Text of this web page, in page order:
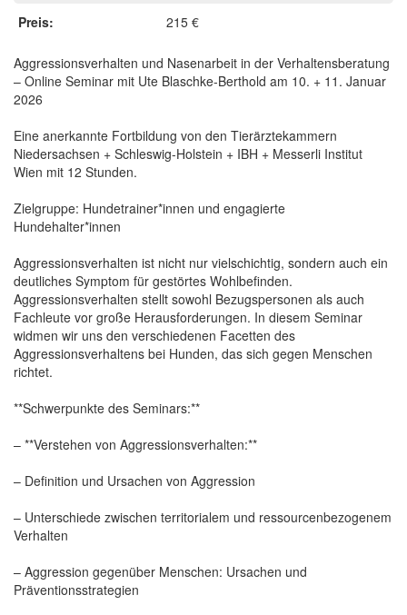
Preis:
215 €
Aggressionsverhalten und Nasenarbeit in der Verhaltensberatung
– Online Seminar mit Ute Blaschke-Berthold am 10. + 11. Januar
2026
Eine anerkannte Fortbildung von den Tierärztekammern
Niedersachsen + Schleswig-Holstein + IBH + Messerli Institut
Wien mit 12 Stunden.
Zielgruppe: Hundetrainer*innen und engagierte
Hundehalter*innen
Aggressionsverhalten ist nicht nur vielschichtig, sondern auch ein
deutliches Symptom für gestörtes Wohlbefinden.
Aggressionsverhalten stellt sowohl Bezugspersonen als auch
Fachleute vor große Herausforderungen. In diesem Seminar
widmen wir uns den verschiedenen Facetten des
Aggressionsverhaltens bei Hunden, das sich gegen Menschen
richtet.
**Schwerpunkte des Seminars:**
– **Verstehen von Aggressionsverhalten:**
– Definition und Ursachen von Aggression
– Unterschiede zwischen territorialem und ressourcenbezogenem
Verhalten
– Aggression gegenüber Menschen: Ursachen und
Präventionsstrategien